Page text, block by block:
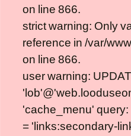
on line 866.
strict warning: Only
reference in /var/
on line 866.
user warning:
'cache_menu'
= 'links:secondary-